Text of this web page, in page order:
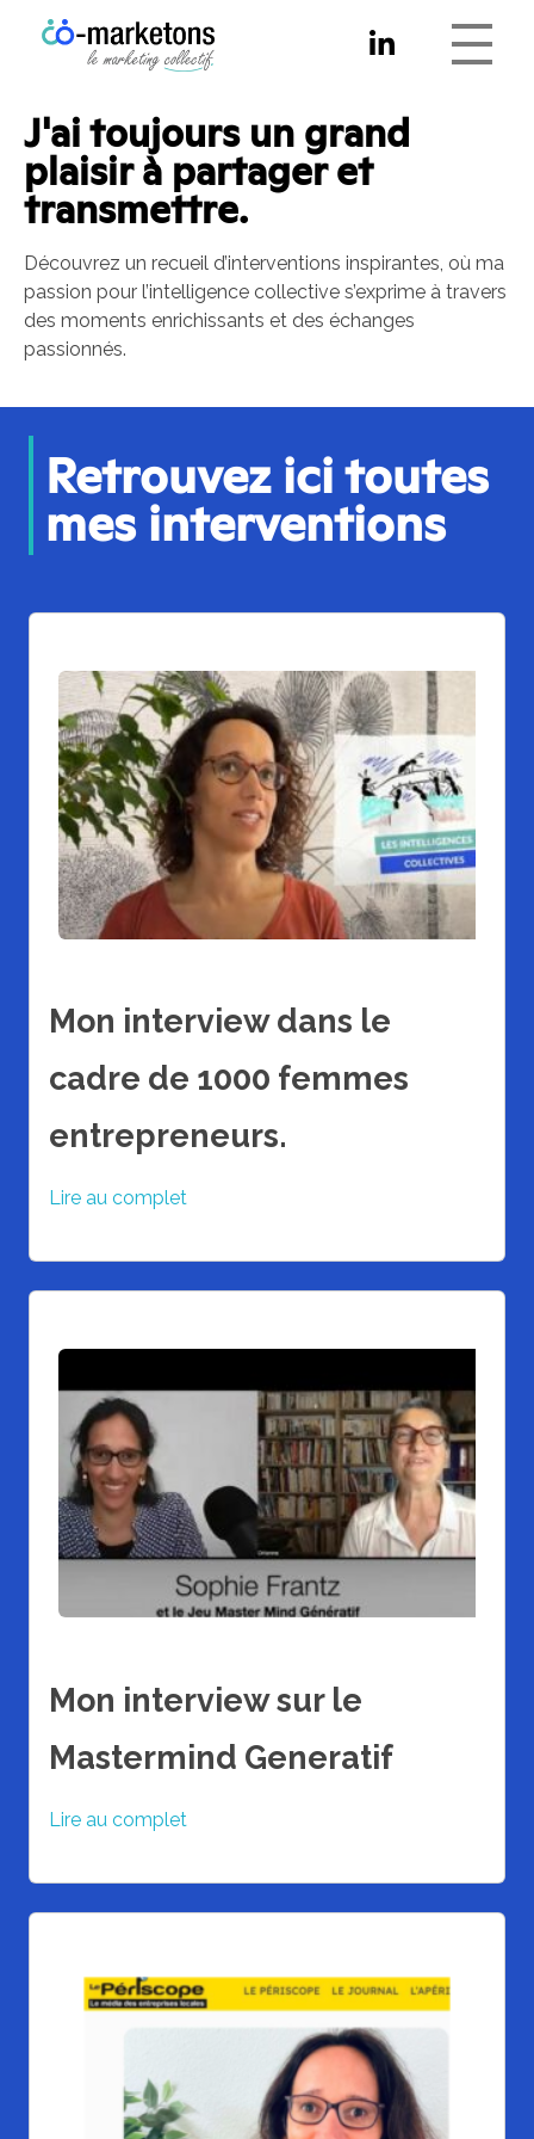
J'ai toujours un grand
plaisir à partager et
transmettre.
Découvrez un recueil d’interventions inspirantes, où ma
passion pour l’intelligence collective s’exprime à travers
des moments enrichissants et des échanges
passionnés.
Retrouvez ici toutes
mes interventions
Mon interview dans le
cadre de 1000 femmes
entrepreneurs.
Lire au complet
Mon interview sur le
Mastermind Generatif
Lire au complet